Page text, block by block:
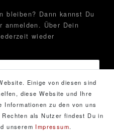
bleiben? Dann kannst Du
anmelden. Über Dein
wieder
die
Daten­schutz­erklärung
kann ich jederzeit
Einige von diesen sind
diese Website und Ihre
Informationen zu den von uns
als Nutzer findest Du in
unserem Impressum.